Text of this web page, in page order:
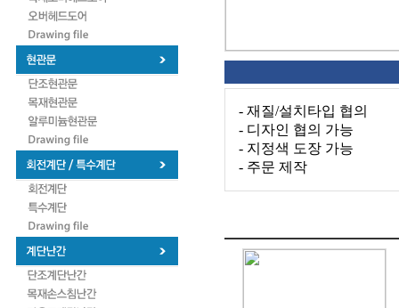
- 재질/설치타입 협의
- 디자인 협의 가능
- 지정색 도장 가능
- 주문 제작